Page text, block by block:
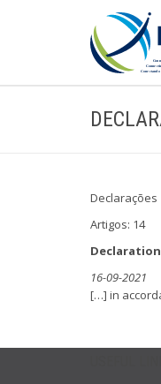
Declarações
Artigos: 14
16-09-2021
[…] in